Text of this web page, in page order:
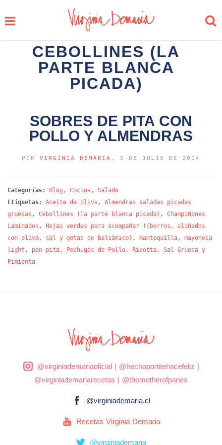
CEBOLLINES (LA
PARTE BLANCA
PICADA)
SOBRES DE PITA CON
POLLO Y ALMENDRAS
POR VIRGINIA DEMARÍA , 3 DE JULIO DE 2014
Categorías: Blog , Cocina, Salado
Etiquetas:
Aceite de oliva, Almendras saladas picadas
gruesas , Cebollines (la parte blanca picada) , Champiñones
Laminados ,
Hojas verdes para acompañar ((berros, aliñados
con oliva, sal y gotas de balsámico) , mantequilla, mayonesa
light , pan pita, Pechugas de Pollo, Ricotta, Sal Gruesa y
Pimienta
@virginiademariaoficial| @hechoportitehacefeliz |
@virginiademariarecetas | @themotherofpanes
@virginiademaria.cl
Recetas Virginia Demaria
@virginiademaria